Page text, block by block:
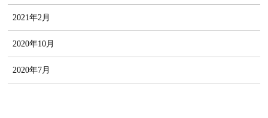
2021年2月
2020年10月
2020年7月